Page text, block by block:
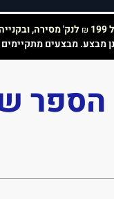
₪ לנק' מסירה, ובקנייה
מבצע. מבצעים
הספר